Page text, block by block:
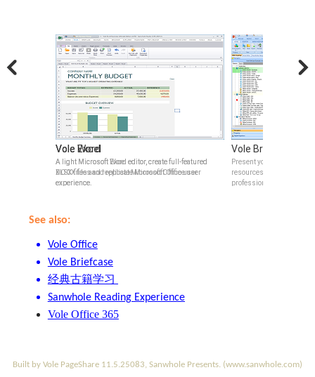
Vole Briefcase
Present your ideas with embed files and online
resources, built-in previewer, HTML5-controls and
professional tables.
Vole Magic Note
Each Note is a Word
resources, built-in
See also:
Vole Office
Vole Briefcase
经典古籍学习
Sanwhole Reading Experience
Vole Office 365
Built by Vole PageShare 11.5.25083, Sanwhole Presents. (www.sanwhole.com)